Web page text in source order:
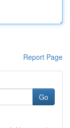
Report Page
Go